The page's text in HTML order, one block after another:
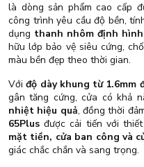
là dòng sản phẩm cao cấp
công trình yêu cầu độ bền,
dụng thanh nhôm định
hữu lớp bảo vệ siêu cứng,
màu bền đẹp theo thời gian.
Vớiđộ dày khung từ 1.6mm
gân tăng cứng, cửa có khả
nhiệt hiệu quả, đồng thời
65Plus được cải tiến với
mặt tiền, cửa ban công và
giác chắc chắn và sang trọng.